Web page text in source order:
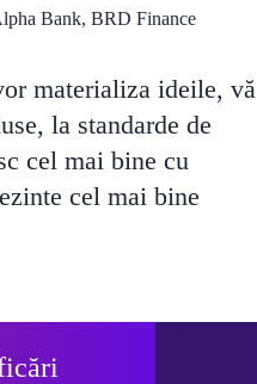
materializa ideile, vă
la standarde de
cel mai bine cu
cel mai bine